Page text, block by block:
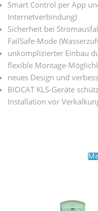
Smart Control per App
Internetverbindung)
Sicherheit bei
FailSafe-Mode
unkomplizierter Einbau
flexible Montage-
neues Design und
BIOCAT KLS-Geräte
Installation vor